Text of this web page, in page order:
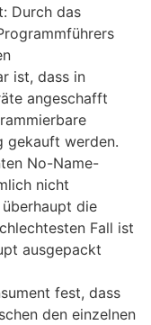
Durch das
ist, dass in
angeschafft
gekauft werden.
No-Name-
nicht
die
Fall ist
ausgepackt
fest, dass
den einzelnen